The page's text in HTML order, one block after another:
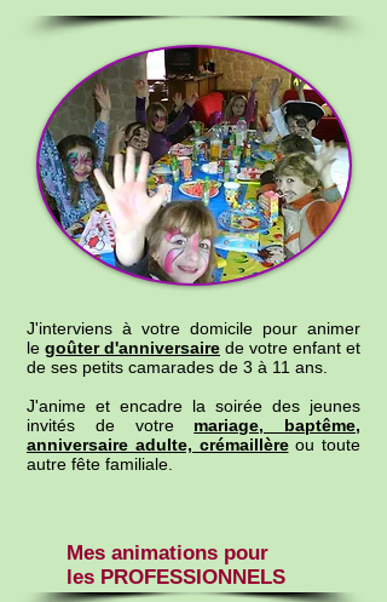
J'interviens à votre domicile pour animer
le goûter d'anniversaire de votre enfant et
de ses petits camarades de 3 à 11 ans.
J'anime et encadre la soirée des jeunes
invités de votre mariage, baptême,
anniversaire adulte, crémaillèreou toute
autre fête familiale.
Mes animations pour
les PROFESSIONNELS